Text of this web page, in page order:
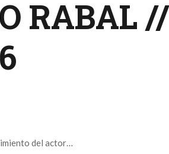
RABAL //
del actor…